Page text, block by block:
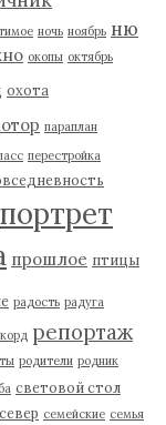
ночь ноябрь ню
окопы октябрь
охота
параплан
перестройка
портрет
прошлое птицы
радость радуга
репортаж
родители родник
световой стол
север семейские семья